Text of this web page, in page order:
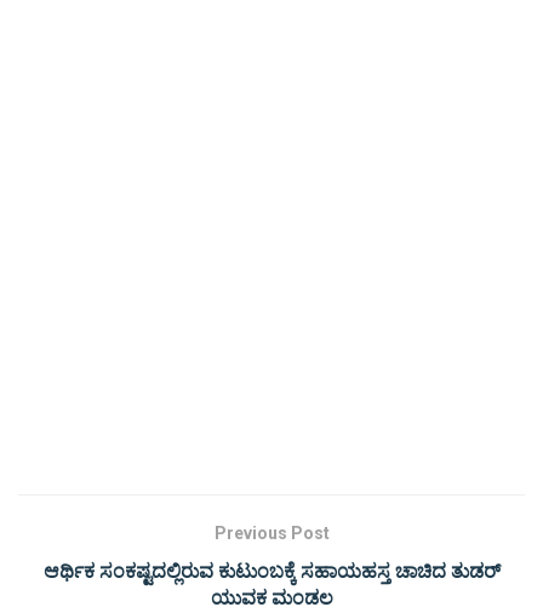
Previous Post
ಆರ್ಥಿಕ ಸಂಕಷ್ಟದಲ್ಲಿರುವ ಕುಟುಂಬಕ್ಕೆ ಸಹಾಯಹಸ್ತ ಚಾಚಿದ ತುಡರ್
ಯುವಕ ಮಂಡಲ